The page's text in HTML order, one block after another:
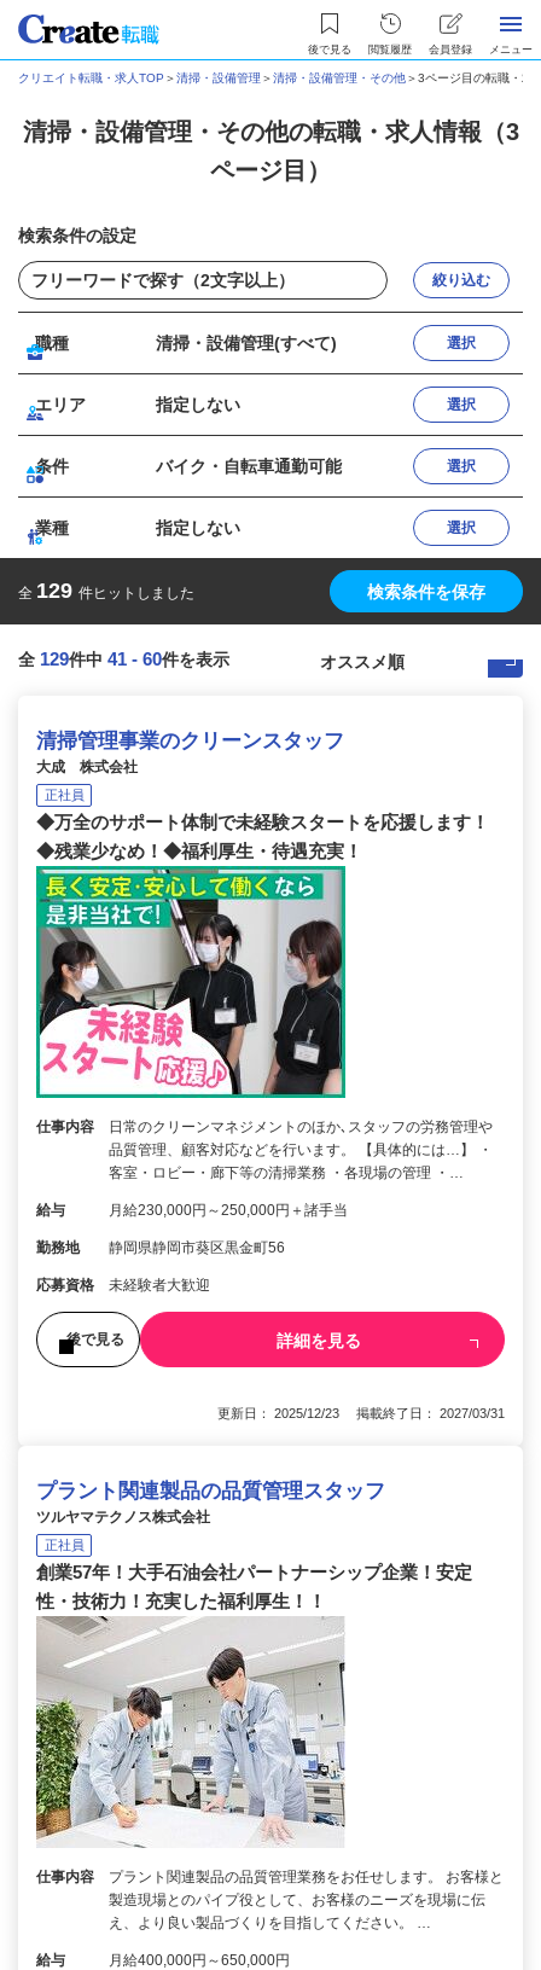
後で見る 閲覧履歴 会員登録 メニュー
クリエイト転職・求人TOP ＞清掃・設備管理 ＞清掃・設備管理・その他＞3ページ目の転職・求
清掃・設備管理・その他の転職・求人情報（3
ページ目）
検索条件の設定
絞り込む
職種 清掃・設備管理(すべて) 選択
エリア 指定しない 選択
条件 バイク・自転車通勤可能 選択
業種 指定しない 選択
全 129 件ヒットしました 検索条件を保存
全 129件中 41 - 60件を表示
清掃管理事業のクリーンスタッフ
大成 株式会社
正社員
◆万全のサポート体制で未経験スタートを応援します！
◆残業少なめ！◆福利厚生・待遇充実！
仕事内容
日常のクリーンマネジメントのほか､スタッフの労務管理や
品質管理、顧客対応などを行います。 【具体的には…】 ・
客室・ロビー・廊下等の清掃業務 ・各現場の管理 ・…
給与 月給230,000円～250,000円＋諸手当
勤務地 静岡県静岡市葵区黒金町56
応募資格 未経験者大歓迎
後で見る 詳細を見る
更新日： 2025/12/23 掲載終了日： 2027/03/31
プラント関連製品の品質管理スタッフ
ツルヤマテクノス株式会社
正社員
創業57年！大手石油会社パートナーシップ企業！安定
性・技術力！充実した福利厚生！！
仕事内容
プラント関連製品の品質管理業務をお任せします。 お客様と
製造現場とのパイプ役として、お客様のニーズを現場に伝
え、より良い製品づくりを目指してください。 …
給与 月給400,000円～650,000円